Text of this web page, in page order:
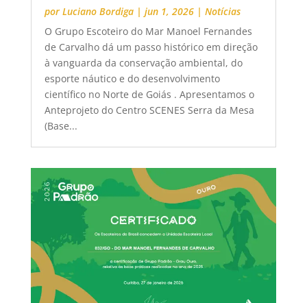
por Luciano Bordiga| jun 1, 2026| Notícias
O Grupo Escoteiro do Mar Manoel Fernandes
de Carvalho dá um passo histórico em direção
à vanguarda da conservação ambiental, do
esporte náutico e do desenvolvimento
científico no Norte de Goiás . Apresentamos o
Anteprojeto do Centro SCENES Serra da Mesa
(Base...